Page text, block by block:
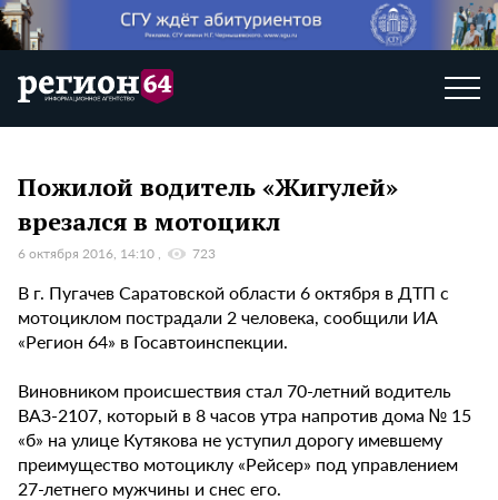
Пожилой водитель «Жигулей»
врезался в мотоцикл
6 октября 2016, 14:10 723
В г. Пугачев Саратовской области 6 октября в ДТП с
мотоциклом пострадали 2 человека, сообщили ИА
«Регион 64» в Госавтоинспекции.
Виновником происшествия стал 70-летний водитель
ВАЗ-2107, который в 8 часов утра напротив дома № 15
«б» на улице Кутякова не уступил дорогу имевшему
преимущество мотоциклу «Рейсер» под управлением
27-летнего мужчины и снес его.